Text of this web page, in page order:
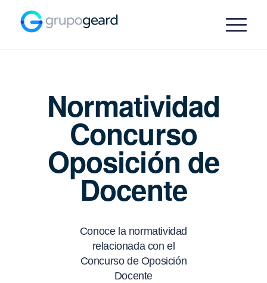
Normatividad
Concurso
Oposición de
Docente
Conoce la normatividad
relacionada con el
Concurso de Oposición
Docente